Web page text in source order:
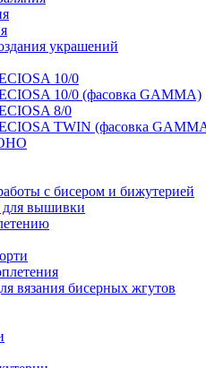
украшений
10/0
10/0 (фасовка GAMMA)
8/0
TWIN (фасовка
с бисером и бижутерией
для вышивки
вязания бисерных жгутов